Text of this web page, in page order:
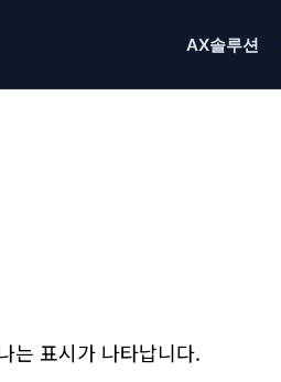
AX솔루션
는 표시가 나타납니다.